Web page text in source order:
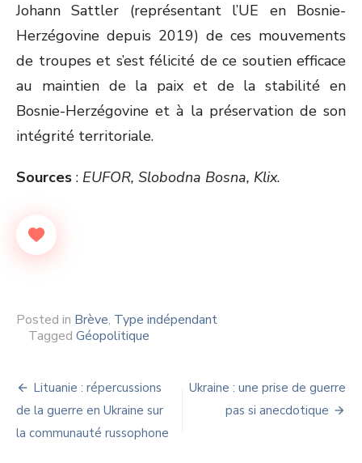
Johann Sattler (représentant l’UE en Bosnie-
Herzégovine depuis 2019) de ces mouvements
de troupes et s’est félicité de ce soutien efficace
au maintien de la paix et de la stabilité en
Bosnie-Herzégovine et à la préservation de son
intégrité territoriale.
Sources : EUFOR, Slobodna Bosna, Klix.
Posted in Brève, Type indépendant
Tagged Géopolitique
Navigation
de
l’article
Lituanie : répercussions
de la guerre en Ukraine sur
la communauté russophone
Ukraine : une prise de guerre
pas si anecdotique